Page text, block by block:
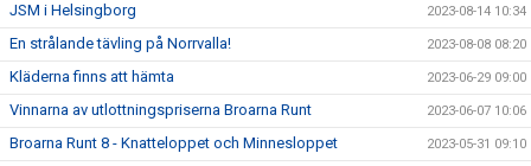
JSM i Helsingborg 2023-08-14 10:34
En strålande tävling på Norrvalla! 2023-08-08 08:20
Kläderna finns att hämta 2023-06-29 09:00
Vinnarna av utlottningspriserna Broarna Runt 2023-06-07 10:06
Broarna Runt 8 - Knatteloppet och Minnesloppet 2023-05-31 09:10